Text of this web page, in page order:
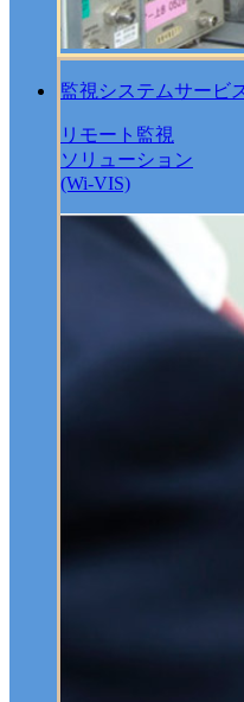
監視システムサービ
リモート監視
ソリューション
(Wi-VIS)